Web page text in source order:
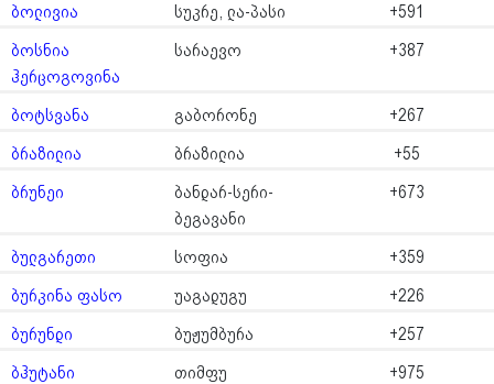
ბოლივია სუკრე, ლა-პასი
+591
ბოსნია
ჰერცოგოვინა
სარაევო +387
ბოტსვანა გაბორონე
+267
ბრაზილია
ბრაზილია
+55
ბრუნეი
ბანდარ-სერი-
ბეგავანი
+673
ბულგარეთი სოფია
+359
ბურკინა ფასო
უაგადუგუ
+226
ბურუნდი
ბუჟუმბურა
+257
ბჰუტანი
თიმფუ
+975